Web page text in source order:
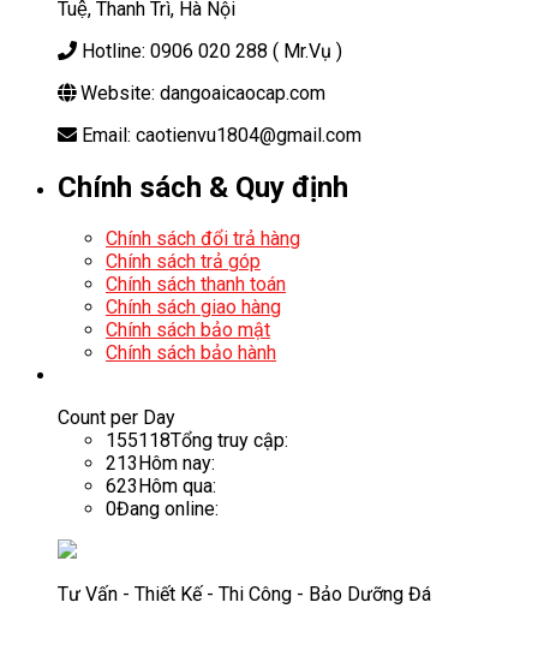
Tuệ, Thanh Trì, Hà Nội
Hotline: 0906 020 288 ( Mr.Vụ )
Website: dangoaicaocap.com
Email: caotienvu1804@gmail.com
Chính sách & Quy định
Chính sách đổi trả hàng
Chính sách trả góp
Chính sách thanh toán
Chính sách giao hàng
Chính sách bảo mật
Chính sách bảo hành
Count per Day
155118Tổng truy cập:
213 Hôm nay:
623 Hôm qua:
0Đang online:
Tư Vấn - Thiết Kế - Thi Công - Bảo Dưỡng Đá